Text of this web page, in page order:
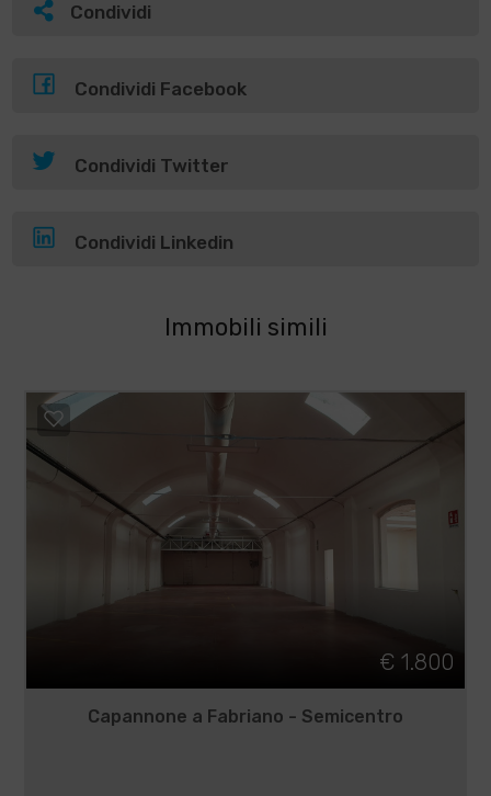
Condividi
Condividi Facebook
Condividi Twitter
Condividi Linkedin
Immobili simili
€ 1.800
Capannone a Fabriano - Semicentro